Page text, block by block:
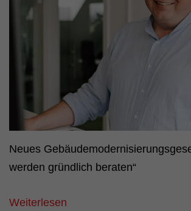
Neues
werden gründlich beraten“
Weiterlesen